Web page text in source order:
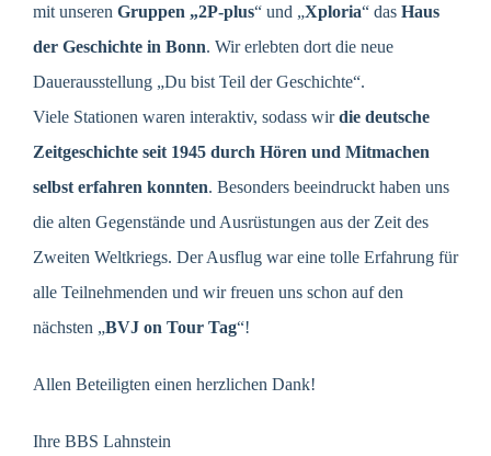
mit unseren Gruppen „2P-plus“ und „Xploria“ das Haus
der Geschichte in Bonn. Wir erlebten dort die neue
Dauerausstellung „Du bist Teil der Geschichte“.
Viele Stationen waren interaktiv, sodass wirdie deutsche
Zeitgeschichte seit 1945 durch Hören und Mitmachen
selbst erfahren konnten. Besonders beeindruckt haben uns
die alten Gegenstände und Ausrüstungen aus der Zeit des
Zweiten Weltkriegs. Der Ausflug war eine tolle Erfahrung für
alle Teilnehmenden und wir freuen uns schon auf den
nächsten „BVJ on Tour Tag“!
Allen Beteiligten einen herzlichen Dank!
Ihre BBS Lahnstein